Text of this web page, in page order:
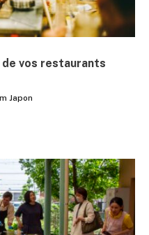
de vos restaurants
Japon